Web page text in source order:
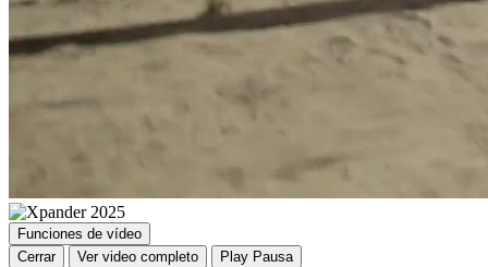
Funciones de vídeo
Cerrar
Ver video completo Play Pausa